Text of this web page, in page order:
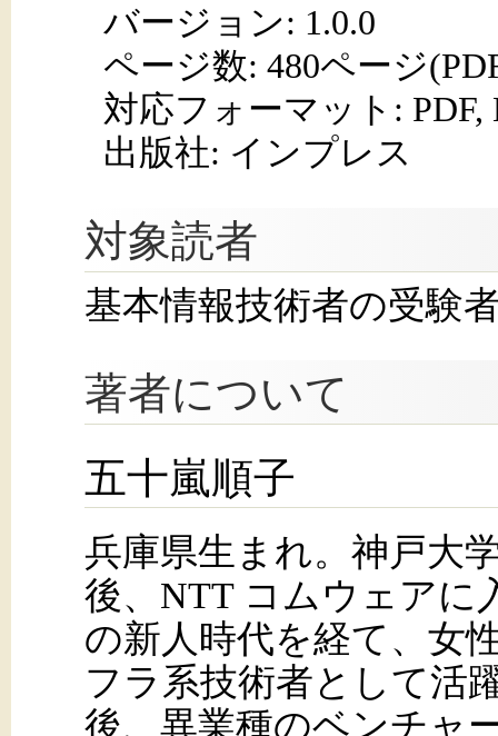
バージョン: 1.0.0
ページ数: 480ページ
対応フォーマット: PDF,
出版社: インプレス
対象読者
基本情報技術者の受験
著者について
五十嵐順子
兵庫県生まれ。神戸大
後、NTT コムウェアに
の新人時代を経て、女
フラ系技術者として活
後、異業種のベンチャ